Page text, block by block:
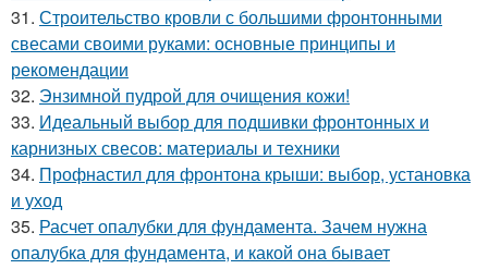
31. Строительство кровли с большими фронтонными
свесами своими руками: основные принципы и
рекомендации
32. Энзимной пудрой для очищения кожи!
33. Идеальный выбор для подшивки фронтонных и
карнизных свесов: материалы и техники
34. Профнастил для фронтона крыши: выбор, установка
и уход
35. Расчет опалубки для фундамента. Зачем нужна
опалубка для фундамента, и какой она бывает